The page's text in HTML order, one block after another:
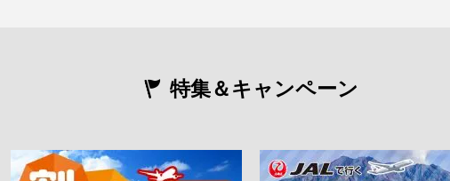
特集＆キャンペーン